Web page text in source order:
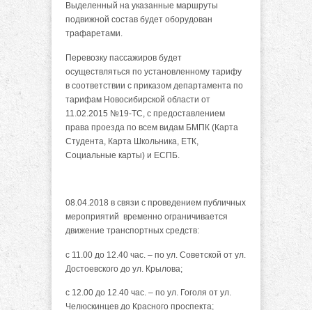
Выделенный на указанные маршруты
подвижной состав будет оборудован
трафаретами.
Перевозку пассажиров будет
осуществляться по установленному тарифу
в соответствии с приказом департамента по
тарифам Новосибирской области от
11.02.2015 №19-ТС, с предоставлением
права проезда по всем видам БМПК (Карта
Студента, Карта Школьника, ЕТК,
Социальные карты) и ЕСПБ.
08.04.2018 в связи с проведением публичных
мероприятий временно ограничивается
движение транспортных средств:
с 11.00 до 12.40 час. – по ул. Советской от ул.
Достоевского до ул. Крылова;
с 12.00 до 12.40 час. – по ул. Гоголя от ул.
Челюскинцев до Красного проспекта;